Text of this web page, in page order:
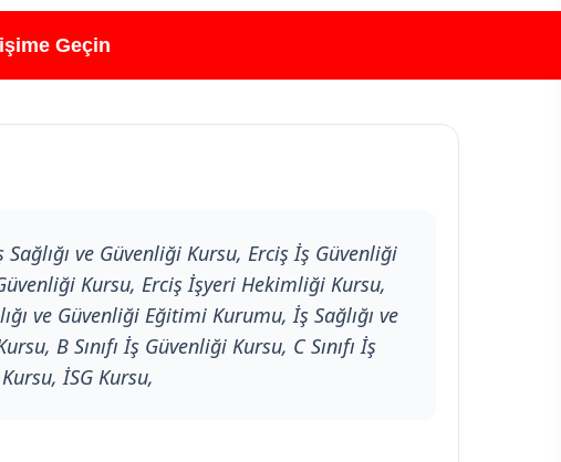
Geçin
ve Güvenliği Kursu, Erciş İş Güvenliği
Güvenliği Kursu, Erciş İşyeri Hekimliği Kursu,
ve Güvenliği Eğitimi Kurumu, İş Sağlığı ve
B Sınıfı İş Güvenliği Kursu, C Sınıfı İş
İSG Kursu,